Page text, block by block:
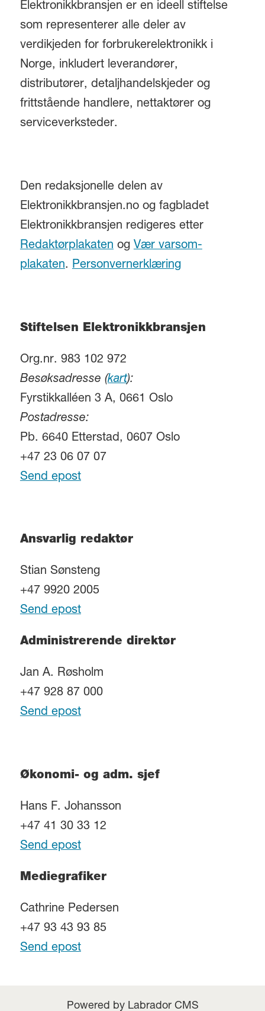
Elektronikkbransjen er en ideell stiftelse
som representerer alle deler av
verdikjeden for forbrukerelektronikk i
Norge, inkludert leverandører,
distributører, detaljhandelskjeder og
frittstående handlere, nettaktører og
serviceverksteder.
Den redaksjonelle delen av
Elektronikkbransjen.no og fagbladet
Elektronikkbransjen redigeres etter
Redaktørplakaten og Vær varsom-
plakaten. Personvernerklæring
Stiftelsen Elektronikkbransjen
Org.nr. 983 102 972
Besøksadresse (kart):
Fyrstikkalléen 3 A, 0661 Oslo
Postadresse:
Pb. 6640 Etterstad, 0607 Oslo
+47 23 06 07 07
Send epost
Ansvarlig redaktør
Stian Sønsteng
+47 9920 2005
Send epost
Administrerende direktør
Jan A. Røsholm
+47 928 87 000
Send epost
Økonomi- og adm. sjef
Hans F. Johansson
+47 41 30 33 12
Send epost
Mediegrafiker
Cathrine Pedersen
+47 93 43 93 85
Send epost
Powered by Labrador CMS